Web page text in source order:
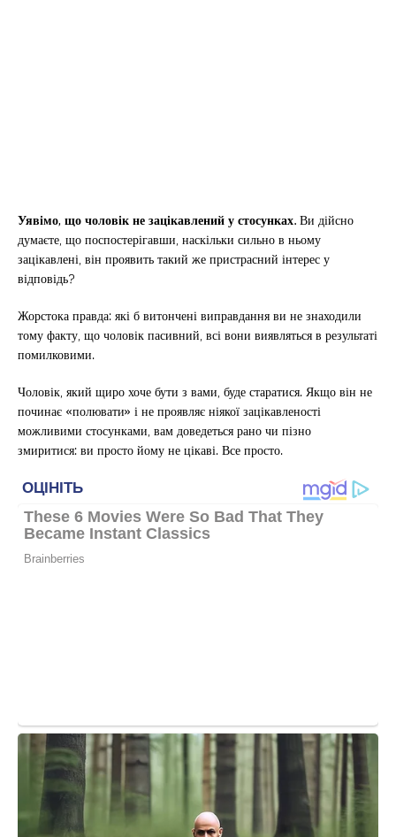
Уявімо, що чоловік не зацікавлений у стосунках.Ви дійсно
думаєте, що поспостерігавши, наскільки сильно в ньому
зацікавлені, він проявить такий же пристрасний інтерес у
відповідь?
Жорстока правда: які б витончені виправдання ви не знаходили
тому факту, що чоловік пасивний, всі вони виявляться в результаті
помилковими.
Чоловік, який щиро хоче бути з вами, буде старатися. Якщо він не
починає «полювати» і не проявляє ніякої зацікавленості
можливими стосунками, вам доведеться рано чи пізно
змиритися: ви просто йому не цікаві. Все просто.